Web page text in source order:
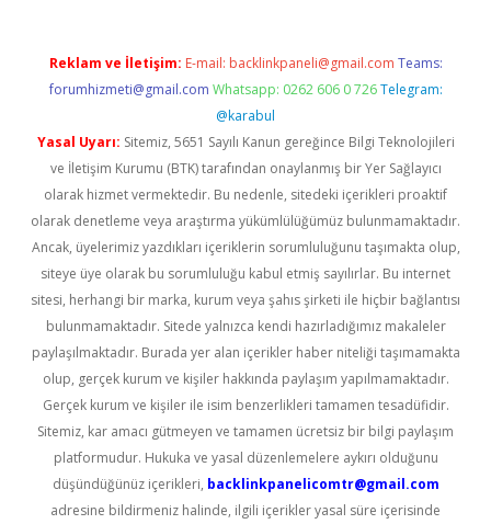
Reklam ve İletişim: E-mail: backlinkpaneli@gmail.com Teams:
forumhizmeti@gmail.com Whatsapp: 0262 606 0 726 Telegram:
@karabul
Yasal Uyarı: Sitemiz, 5651 Sayılı Kanun gereğince Bilgi Teknolojileri
ve İletişim Kurumu (BTK) tarafından onaylanmış bir Yer Sağlayıcı
olarak hizmet vermektedir. Bu nedenle, sitedeki içerikleri proaktif
olarak denetleme veya araştırma yükümlülüğümüz bulunmamaktadır.
Ancak, üyelerimiz yazdıkları içeriklerin sorumluluğunu taşımakta olup,
siteye üye olarak bu sorumluluğu kabul etmiş sayılırlar. Bu internet
sitesi, herhangi bir marka, kurum veya şahıs şirketi ile hiçbir bağlantısı
bulunmamaktadır. Sitede yalnızca kendi hazırladığımız makaleler
paylaşılmaktadır. Burada yer alan içerikler haber niteliği taşımamakta
olup, gerçek kurum ve kişiler hakkında paylaşım yapılmamaktadır.
Gerçek kurum ve kişiler ile isim benzerlikleri tamamen tesadüfidir.
Sitemiz, kar amacı gütmeyen ve tamamen ücretsiz bir bilgi paylaşım
platformudur. Hukuka ve yasal düzenlemelere aykırı olduğunu
düşündüğünüz içerikleri, backlinkpanelicomtr@gmail.com
adresine bildirmeniz halinde, ilgili içerikler yasal süre içerisinde